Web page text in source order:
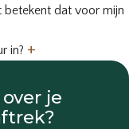
dat voor mijn
in? +
je